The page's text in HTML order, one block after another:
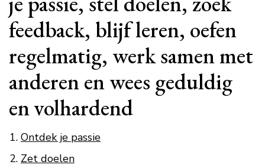
feedback, blijf leren, oefen
regelmatig, werk samen met
anderen en wees geduldig
en volhardend
Ontdek je passie
Zet doelen